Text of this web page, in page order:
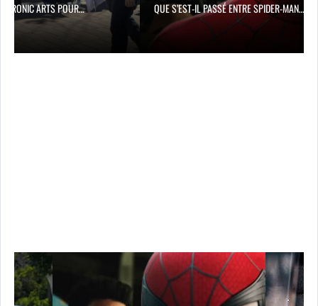
QUE S’EST-IL PASSÉ ENTRE SPIDER-MAN…